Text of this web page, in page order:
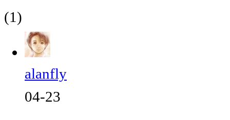
(1)
alanfly
04-23